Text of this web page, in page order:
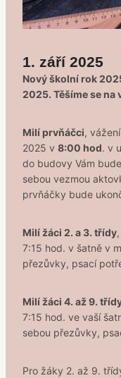
1. září 2025
Nový školní rok
2025. Těšíme se na
Milí prvňáčci,
2025 v 8:00 hod. v
do budovy Vám
sebou vezmou
prvňáčky bude
Milí žáci 2. a 3. třídy
7:15 hod. v šatně v
přezůvky, psací
Milí žáci 4. až 9.
7:15 hod. ve vaší
sebou přezůvky,
Pro žáky 2. až 9.